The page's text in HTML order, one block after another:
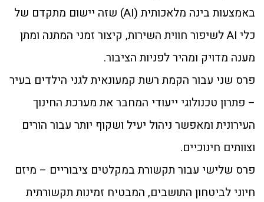
באמצעות בינה מלאכותית (AI) שזה יישום מתקדם של
כלי AI לשיפור חווית השירות, קיצור זמני המתנה ומתן
מענה מדויק ומהיר לפניות הציבור.
פרס שני עבור הקמת רשת קמעונאית לגני הילדים בעיר
– פתרון טכנולוגי ייעודי המחבר את מערכת החינוך
העירונית ומאפשר ניהול יעיל ושקוף יותר עבור הורים
וצוותים חינוכיים.
פרס שלישי עבור תקשורת במקלטים ציבוריים – מיזם
חיוני לביטחון התושבים, המבטיח זמינות תקשורתית